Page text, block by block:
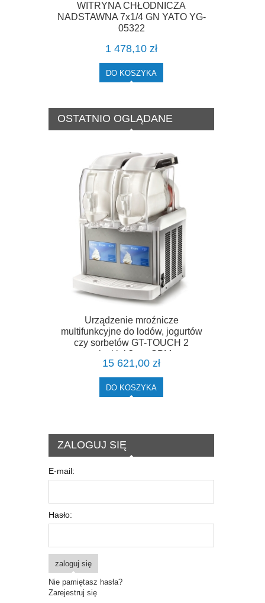
WITRYNA CHŁODNICZA
NADSTAWNA 7x1/4 GN YATO YG-
05322
1 478,10 zł
DO KOSZYKA
OSTATNIO OGLĄDANE
Urządzenie mroźnicze
multifunkcyjne do lodów, jogurtów
czy sorbetów GT-TOUCH 2
włoskiej firmy SPM
15 621,00 zł
DO KOSZYKA
ZALOGUJ SIĘ
E-mail:
Hasło:
zaloguj się
Nie pamiętasz hasła?
Zarejestruj się